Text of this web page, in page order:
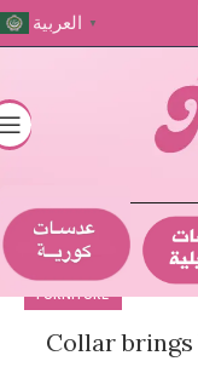
العربية ▼
FURNITURE
Collar